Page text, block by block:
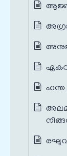
അനുജ
ഹന്ത